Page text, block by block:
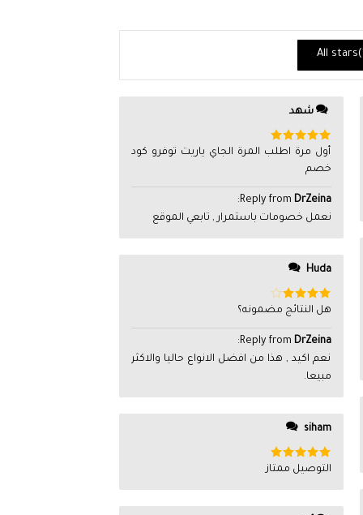
All stars(
شهد
تم التقييم
5
أول مرة اطلب المرة الجاي ياريت توفرو كود
خصم
Reply from DrZeina
:
نعمل خصومات باستمرار , تابعي الموقع
Huda
تم
من 5
هل النتائج مضمونه؟
Reply from DrZeina
:
نعم اكيد , هذا من افضل الانواع حاليا والاكثر
مبيعا.
siham
تم التقييم
التوصيل ممتاز